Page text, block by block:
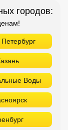
городов:
Воды